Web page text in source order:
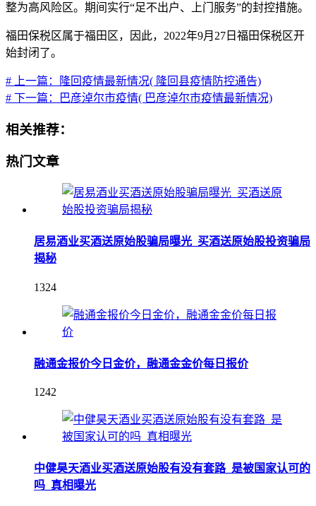
整为高风险区。期间实行“足不出户、上门服务”的封控措施。
福田保税区属于福田区，因此，2022年9月27日福田保税区开
始封闭了。
# 上一篇：隆回疫情最新情况( 隆回县疫情防控通告)
# 下一篇：巴彦淖尔市疫情( 巴彦淖尔市疫情最新情况)
相关推荐：
热门文章
居易酒业买酒送原始股骗局曝光_买酒送原始股投资骗局
揭秘
1324
融通金报价今日金价，融通金金价每日报价
1242
中健昊天酒业买酒送原始股有没有套路_是被国家认可的
吗_真相曝光